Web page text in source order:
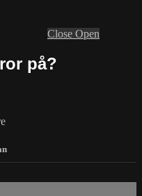
Close Open
på?